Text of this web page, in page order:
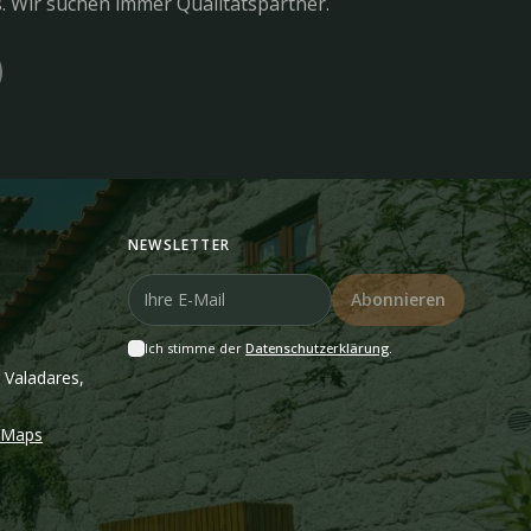
NEWSLETTER
Abonnieren
Ich stimme der Datenschutzerklärung.